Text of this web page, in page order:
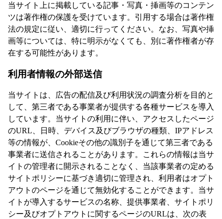
当サイト上に掲載している記事・写真・挿画等のコンテン
ツは著作権の保護を受けています。引用する場合は著作権
法の規定に従い、適切に行ってください。なお、写真や挿
画等については、特に明示がなくても、別に著作権者が存
在する可能性があります。
利用者情報の外部送信
当サイトは、広告の配信及び利用状況の調査分析を目的と
して、第三者である事業者が提供する各種サービスを導入
しています。当サイトの利用に伴い、アクセスしたページ
のURL、日時、デバイス及びブラウザの種類、IPアドレス
等の情報が、Cookieその他の識別子を通じて第三者である
事業者に送信されることがあります。これらの情報は当サ
イトの管理者に開示されることなく、当該事業者の定める
サイトポリシーに基づき適切に管理され、利用者はオプト
アウトのページを通じて無効化することができます。当サ
イトが導入するサービスの名称、提供事業者、サイトポリ
シー及びオプトアウトに関するページのURLは、次の表